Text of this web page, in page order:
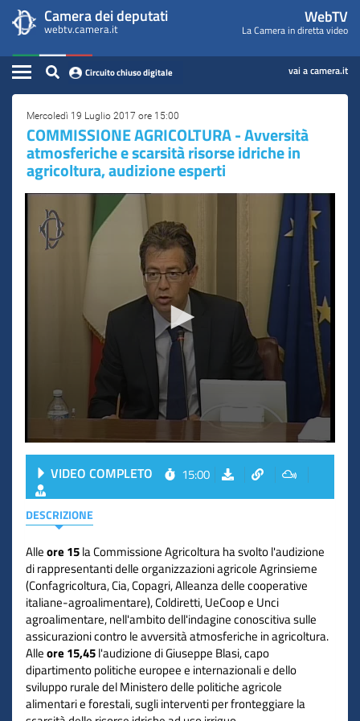
contenuto
principale
WebTV
Camera
dei
Deputati
menu
di
navigazione
Camera dei deputati
webtv.camera.it
WebTV
La Camera in diretta video
Home
Assemblea
Presidente
Commissioni
Eventi
Conferenze Stampa
Circuito chiuso digitale
Circuito chiuso digitale vai a camera.it
Contenuto
Mercoledì 19 Luglio 2017 ore 15:00
COMMISSIONE AGRICOLTURA - Avversità
atmosferiche e scarsità risorse idriche in
agricoltura, audizione esperti
VIDEO COMPLETO 15:00
DESCRIZIONE
Alleore 15la Commissione Agricoltura ha svolto l'audizione
di rappresentanti delle organizzazioni agricole Agrinsieme
(Confagricoltura, Cia, Copagri, Alleanza delle cooperative
italiane-agroalimentare), Coldiretti, UeCoop e Unci
agroalimentare, nell'ambito dell'indagine conoscitiva sulle
assicurazioni contro le avversità atmosferiche in agricoltura.
Alleore 15,45l'audizione di Giuseppe Blasi, capo
dipartimento politiche europee e internazionali e dello
sviluppo rurale del Ministero delle politiche agricole
alimentari e forestali, sugli interventi per fronteggiare la